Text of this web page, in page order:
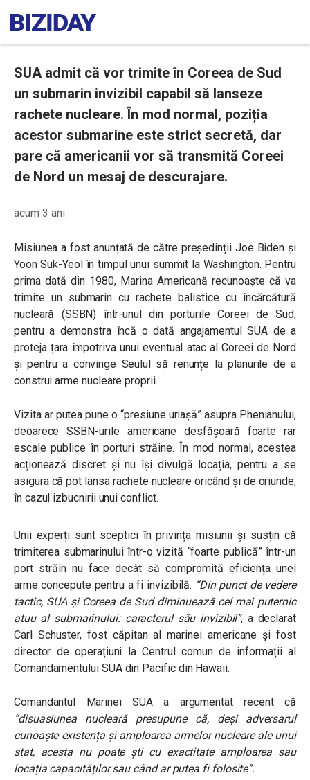
SUA admit că vor trimite în Coreea de Sud
un submarin invizibil capabil să lanseze
rachete nucleare. În mod normal, poziția
acestor submarine este strict secretă, dar
pare că americanii vor să transmită Coreei
de Nord un mesaj de descurajare.
acum 3 ani
Misiunea a fost anunțată de către președinții Joe Biden și
Yoon Suk-Yeol în timpul unui summit la Washington. Pentru
prima dată din 1980, Marina Americană recunoaște că va
trimite un submarin cu rachete balistice cu încărcătură
nucleară (SSBN) într-unul din porturile Coreei de Sud,
pentru a demonstra încă o dată angajamentul SUA de a
proteja țara împotriva unui eventual atac al Coreei de Nord
și pentru a convinge Seulul să renunțe la planurile de a
construi arme nucleare proprii.
Vizita ar putea pune o “presiune uriașă” asupra Phenianului,
deoarece SSBN-urile americane desfășoară foarte rar
escale publice în porturi străine. În mod normal, acestea
acționează discret și nu își divulgă locația, pentru a se
asigura că pot lansa rachete nucleare oricând și de oriunde,
în cazul izbucnirii unui conflict.
Unii experți sunt sceptici în privința misiunii și susțin că
trimiterea submarinului într-o vizită “foarte publică” într-un
port străin nu face decât să compromită eficiența unei
arme concepute pentru a fi invizibilă. “Din punct de vedere
tactic, SUA și Coreea de Sud diminuează cel mai puternic
atuu al submarinului: caracterul său invizibil”, a declarat
Carl Schuster, fost căpitan al marinei americane și fost
director de operațiuni la Centrul comun de informații al
Comandamentului SUA din Pacific din Hawaii.
Comandantul Marinei SUA a argumentat recent că
“disuasiunea nucleară presupune că, deși adversarul
cunoaște existența și amploarea armelor nucleare ale unui
stat, acesta nu poate ști cu exactitate amploarea sau
locația capacităților sau când ar putea fi folosite”.